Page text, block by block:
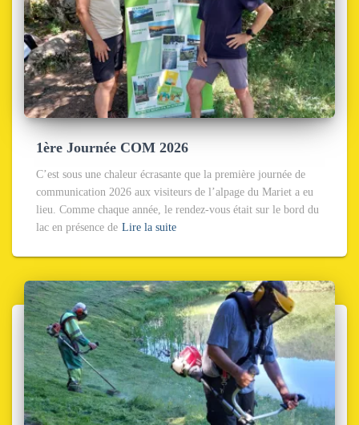
1ère Journée COM 2026
C’est sous une chaleur écrasante que la première journée de
communication 2026 aux visiteurs de l’alpage du Mariet a eu
lieu. Comme chaque année, le rendez-vous était sur le bord du
lac en présence de Lire la suite